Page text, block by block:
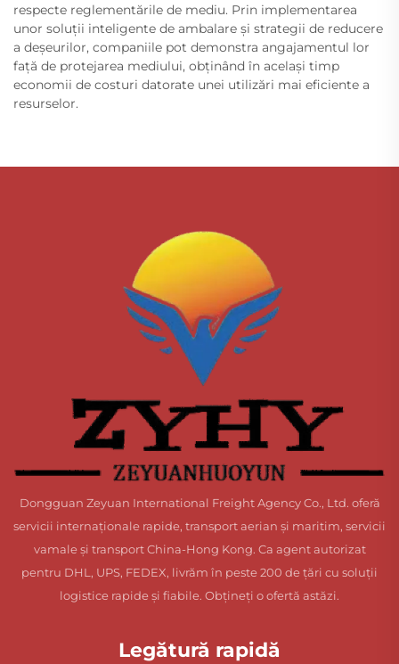
respecte reglementările de mediu. Prin implementarea
unor soluții inteligente de ambalare și strategii de reducere
a deșeurilor, companiile pot demonstra angajamentul lor
față de protejarea mediului, obținând în același timp
economii de costuri datorate unei utilizări mai eficiente a
resurselor.
Dongguan Zeyuan International Freight Agency Co., Ltd. oferă
servicii internaționale rapide, transport aerian și maritim, servicii
vamale și transport China-Hong Kong. Ca agent autorizat
pentru DHL, UPS, FEDEX, livrăm în peste 200 de țări cu soluții
logistice rapide și fiabile. Obțineți o ofertă astăzi.
Legătură rapidă